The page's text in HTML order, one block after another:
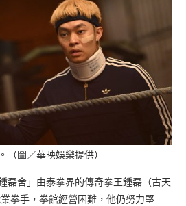
（圖／華映娛樂提供）
磊舍」由泰拳界的傳奇拳王鍾磊（古天
拳手，拳館經營困難，他仍努力堅